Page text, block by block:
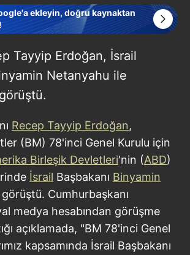
ekleyin, doğru kaynaktan
Tayyip Erdoğan, İsrail
Netanyahu ile
Recep Tayyip Erdoğan,
(BM) 78'inci Genel Kurulu için
Birleşik Devletleri'nin (ABD)
İsrail Başbakanı Binyamin
görüştü. Cumhurbaşkanı
medya hesabından görüşme
açıklamada, "BM 78'inci Genel
kapsamında İsrail Başbakanı